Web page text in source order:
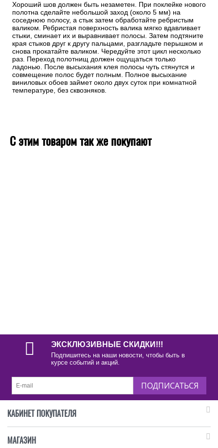
Хороший шов должен быть незаметен. При поклейке нового
полотна сделайте небольшой заход (около 5 мм) на
соседнюю полосу, а стык затем обработайте ребристым
валиком. Ребристая поверхность валика мягко вдавливает
стыки, сминает их и выравнивает полосы. Затем подтяните
края стыков друг к другу пальцами, разгладьте перышком и
снова прокатайте валиком. Чередуйте этот цикл несколько
раз. Переход полотнищ должен ощущаться только
ладонью. После высыхания клея полосы чуть стянутся и
совмещение полос будет полным. Полное высыхание
виниловых обоев займет около двух суток при комнатной
температуре, без сквозняков.
С этим товаром так же покупают
ЭКСКЛЮЗИВНЫЕ СКИДКИ!!!
Подпишитесь на наши новости, чтобы быть в
курсе событий и акций.
ПОДПИСАТЬСЯ
КАБИНЕТ ПОКУПАТЕЛЯ
МАГАЗИН